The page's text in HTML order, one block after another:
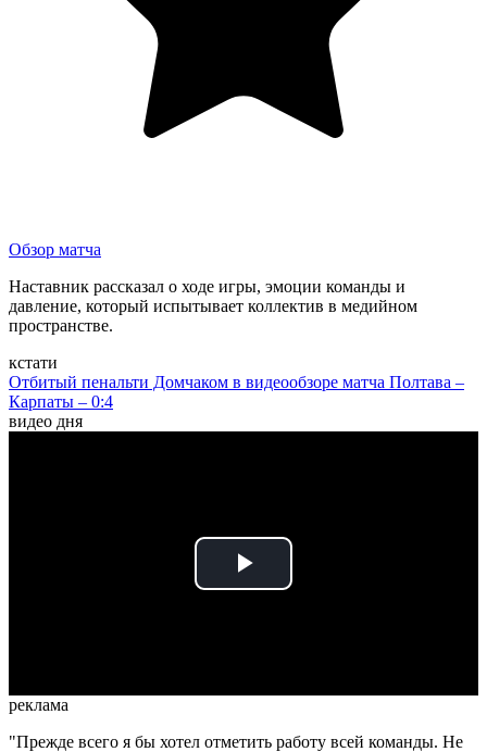
Обзор матча
Наставник рассказал о ходе игры, эмоции команды и
давление, который испытывает коллектив в медийном
пространстве.
кстати
Отбитый пенальти Домчаком в видеообзоре матча Полтава –
Карпаты – 0:4
видео дня
Play
реклама
"Прежде всего я бы хотел отметить работу всей команды. Не